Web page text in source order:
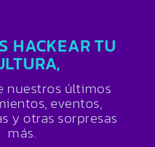
HACKEAR TU
nuestros últimos
eventos,
y otras sorpresas
más.